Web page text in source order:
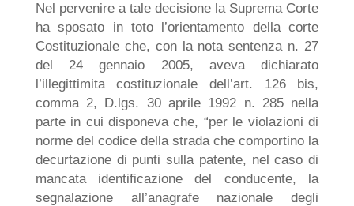
Nel pervenire a tale decisione la Suprema Corte
ha sposato in toto l’orientamento della corte
Costituzionale che, con la nota sentenza n. 27
del 24 gennaio 2005, aveva dichiarato
l’illegittimita costituzionale dell’art. 126 bis,
comma 2, D.lgs. 30 aprile 1992 n. 285 nella
parte in cui disponeva che, “per le violazioni di
norme del codice della strada che comportino la
decurtazione di punti sulla patente, nel caso di
mancata identificazione del conducente, la
segnalazione all’anagrafe nazionale degli